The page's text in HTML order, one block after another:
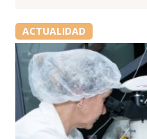
ACTUALIDAD